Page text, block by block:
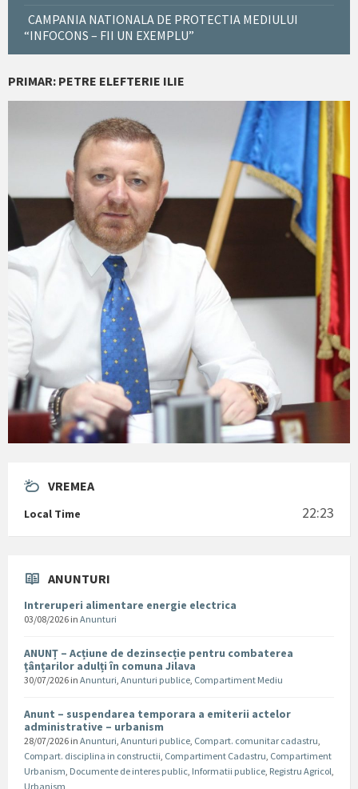
CAMPANIA NATIONALA DE PROTECTIA MEDIULUI
“INFOCONS – FII UN EXEMPLU”
PRIMAR: PETRE ELEFTERIE ILIE
VREMEA
Local Time 22:23
ANUNTURI
Intreruperi alimentare energie electrica
03/08/2026 in Anunturi
ANUNȚ – Acțiune de dezinsecție pentru combaterea
țânțarilor adulți în comuna Jilava
30/07/2026 in Anunturi, Anunturi publice, Compartiment Mediu
Anunt – suspendarea temporara a emiterii actelor
administrative – urbanism
28/07/2026 in Anunturi, Anunturi publice, Compart. comunitar cadastru,
Compart. disciplina in constructii, Compartiment Cadastru, Compartiment
Urbanism, Documente de interes public, Informatii publice, Registru Agricol,
Urbanism